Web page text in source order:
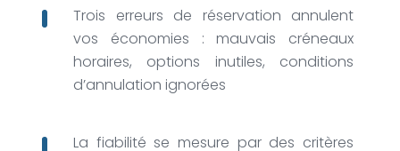
Trois erreurs de réservation annulent
vos économies : mauvais créneaux
horaires, options inutiles, conditions
d’annulation ignorées
La fiabilité se mesure par des critères